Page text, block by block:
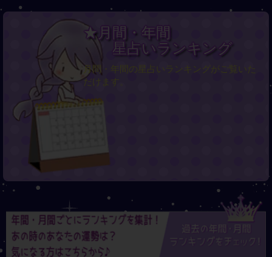
★月間・年間
星占いランキング
月間・年間の星占いランキングがご覧いた
だけます。